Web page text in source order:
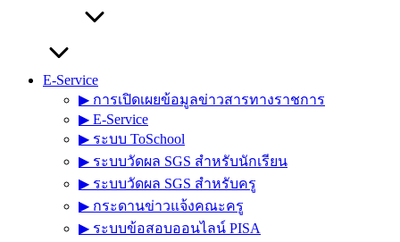
E-Service
▶︎ การเปิดเผยข้อมูลข่าวสารทางราชการ
▶︎ E-Service
▶︎ ระบบ ToSchool
▶︎ ระบบวัดผล SGS สำหรับนักเรียน
▶︎ ระบบวัดผล SGS สำหรับครู
▶︎ กระดานข่าวแจ้งคณะครู
▶︎ ระบบข้อสอบออนไลน์ PISA